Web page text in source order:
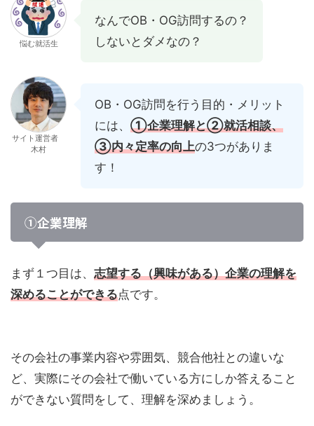
悩む就活生
なんでOB・OG訪問するの？
しないとダメなの？
サイト運営者
木村
OB・OG訪問を行う目的・メリット
には、 ①企業理解と②就活相談、
③内々定率の向上の3つがありま
す！
①企業理解
まず１つ目は、 志望する（興味がある）企業の理解を
深めることができる点です。
その会社の事業内容や雰囲気、競合他社との違いな
ど、実際にその会社で働いている方にしか答えること
ができない質問をして、理解を深めましょう。